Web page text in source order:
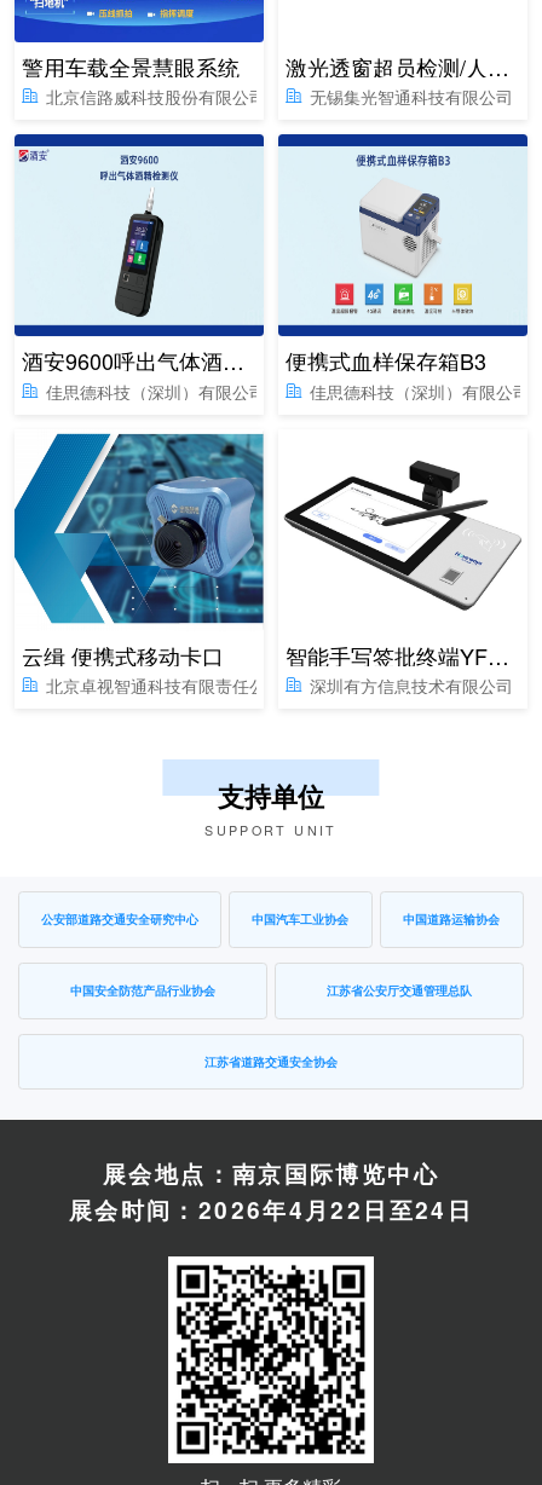
警用车载全景慧眼系统
北京信路威科技股份有限公司
激光透窗超员检测/人数识别系统
无锡集光智通科技有限公司
酒安9600呼出气体酒精含量检测仪
佳思德科技（深圳）有限公司
便携式血样保存箱B3
佳思德科技（深圳）有限公司
云缉 便携式移动卡口
北京卓视智通科技有限责任公司
智能手写签批终端YF1016
深圳有方信息技术有限公司
支持单位
SUPPORT UNIT
公安部道路交通安全研究中心 中国汽车工业协会 中国道路运输协会
中国安全防范产品行业协会 江苏省公安厅交通管理总队
江苏省道路交通安全协会
展会地点：南京国际博览中心
展会时间：2026年4月22日至24日